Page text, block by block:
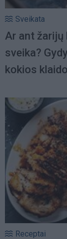
Sveikata
Ar ant žarijų
sveika?
kokios
Receptai